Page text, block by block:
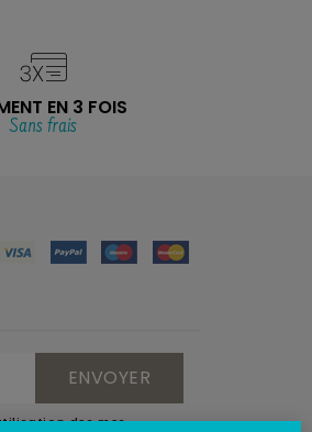
EN 3 FOIS
Sans frais
des mes